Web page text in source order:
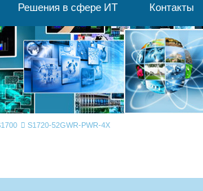
Решения в сфере ИТ Контакты
S1720-52GWR-PWR-4X